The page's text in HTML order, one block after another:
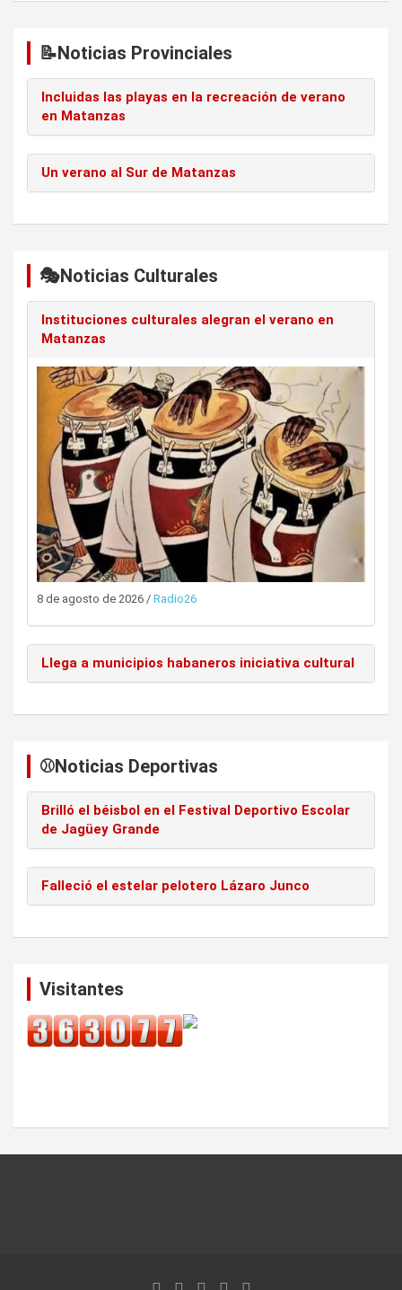
📝Noticias Provinciales
Incluidas las playas en la recreación de verano
en Matanzas
Un verano al Sur de Matanzas
🎭Noticias Culturales
Instituciones culturales alegran el verano en
Matanzas
8 de agosto de 2026 / Radio26
Llega a municipios habaneros iniciativa cultural
⚾️Noticias Deportivas
Brilló el béisbol en el Festival Deportivo Escolar
de Jagüey Grande
Falleció el estelar pelotero Lázaro Junco
Visitantes